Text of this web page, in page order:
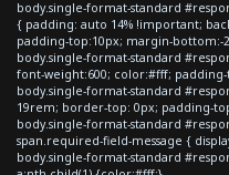
body.single-format-standard
{ padding: auto 14% !important;
padding-top:10px; margin-bottom:-
body.single-format-standard
font-weight:600; color:#fff;
body.single-format-standard
19rem; border-top: 0px; padding-
body.single-format-standard
span.required-field-message {
body.single-format-standard